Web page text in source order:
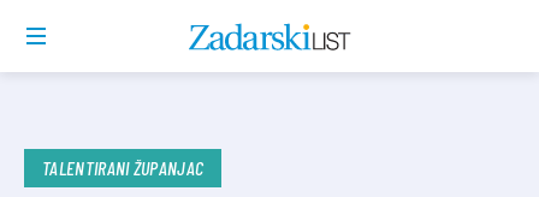
TALENTIRANI ŽUPANJAC